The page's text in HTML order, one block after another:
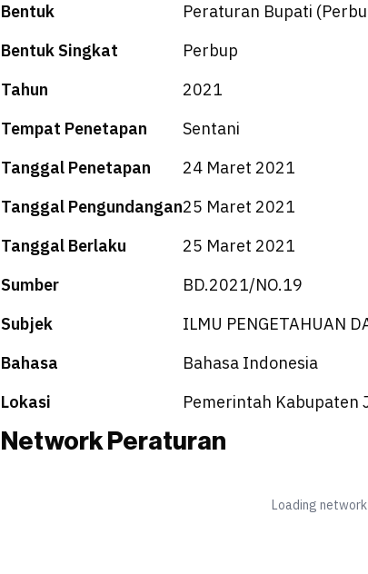
Bentuk
Peraturan Bupati
Bentuk Singkat
Perbup
Tahun
2021
Tempat Penetapan
Sentani
Tanggal Penetapan
24 Maret 2021
Tanggal Pengundangan25 Maret 2021
Tanggal Berlaku
25 Maret 2021
Sumber
BD.2021/NO.19
Subjek
ILMU PENGETAHUAN
Bahasa
Bahasa Indonesia
Lokasi
Pemerintah Kabupaten
Network Peraturan
Loading network